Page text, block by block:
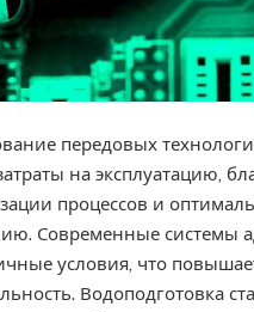
передовых
на эксплуатацию,
процессов и
Современные системы
условия, что
Водоподготовка